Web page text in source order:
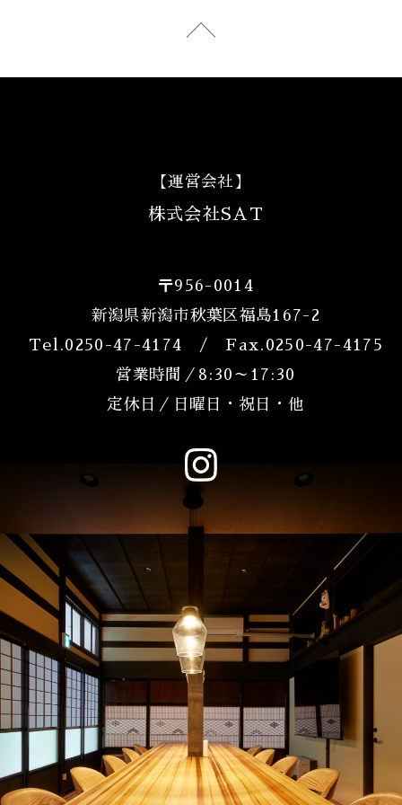
【運営会社】
株式会社SAT
〒956-0014
新潟県新潟市秋葉区福島167-2
Tel. 0250-47-4174 / Fax.0250-47-4175
営業時間／8:30～17:30
定休日／日曜日・祝日・他